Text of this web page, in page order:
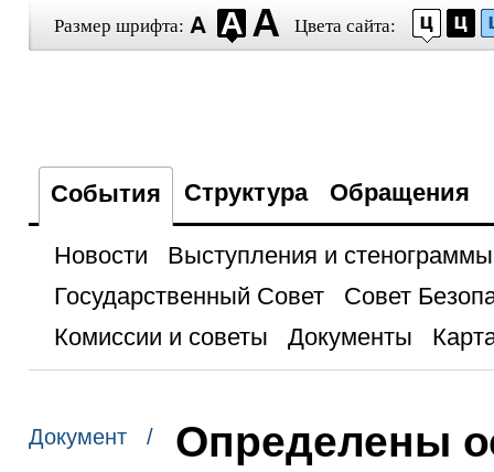
Размер шрифта: Цвета сайта:
События Структура Обращения
Новости
Выступления и стенограммы
Государственный Совет
Совет
Комиссии и советы
Документы
Документ /
Определены